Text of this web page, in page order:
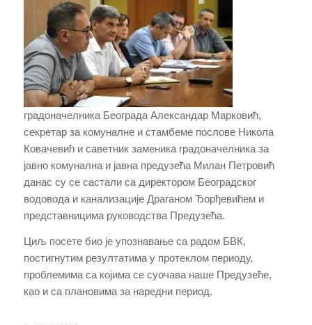
градоначелника Београда Александар Марковић,
секретар за комуналне и стамбеме послове Никола
Ковачевић и саветник заменика градоначелника за
јавно комунална и јавна предузећа Милан Петровић
данас су се састали са директором Београдског
водовода и канализације Драганом Ђорђевићем и
представницима руководства Предузећа.
Циљ посете био је упознавање са радом БВК,
постигнутим резултатима у протеклом периоду,
проблемима са којима се суочава наше Предузеће,
као и са плановима за наредни период.